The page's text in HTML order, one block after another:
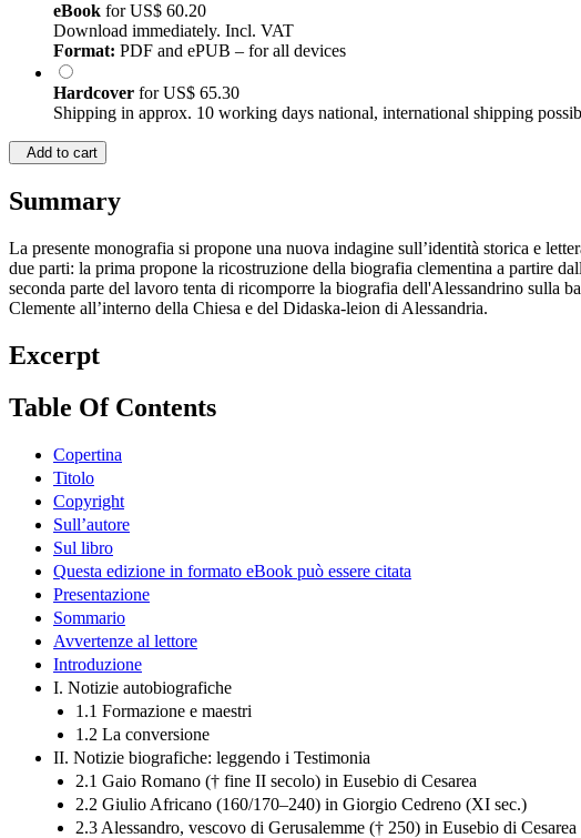
eBook forUS$ 60.20
Download immediately. Incl. VAT
Format: PDF and ePUB – for all devices
Hardcover forUS$ 65.30
Shipping in approx. 10 working days national, international shipping
Add to cart
Summary
La presente monografia si propone una nuova indagine sull’identità storica e
due parti: la prima propone la ricostruzione della biografia clementina a partire
seconda parte del lavoro tenta di ricomporre la biografia dell'Alessandrino sulla
Clemente all’interno della Chiesa e del Didaska-leion di Alessandria.
Excerpt
Table Of Contents
Copertina
Titolo
Copyright
Sull’autore
Sul libro
Questa edizione in formato eBook può essere citata
Presentazione
Sommario
Avvertenze al lettore
Introduzione
I. Notizie autobiografiche
1.1 Formazione e maestri
1.2 La conversione
II. Notizie biografiche: leggendo i Testimonia
2.1 Gaio Romano († fine II secolo) in Eusebio di Cesarea
2.2 Giulio Africano (160/170–240) in Giorgio Cedreno (XI sec.)
2.3 Alessandro, vescovo di Gerusalemme († 250) in Eusebio di Cesarea